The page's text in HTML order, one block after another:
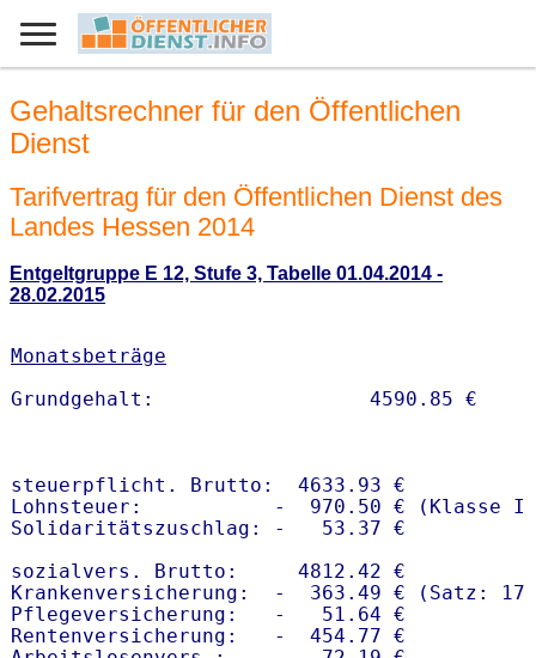
Gehaltsrechner für den Öffentlichen
Dienst
Tarifvertrag für den Öffentlichen Dienst des
Landes Hessen 2014
Entgeltgruppe E 12, Stufe 3, Tabelle 01.04.2014 -
28.02.2015
Monatsbeträge
steuerpflicht. Brutto:  4633.93 €
Lohnsteuer:           -  970.50 € (Klasse I)
Solidaritätszuschlag: -   53.37 €
sozialvers. Brutto:     4812.42 €
Krankenversicherung:  -  363.49 € (Satz:
Pflegeversicherung:   -   51.64 €
Rentenversicherung:   -  454.77 €